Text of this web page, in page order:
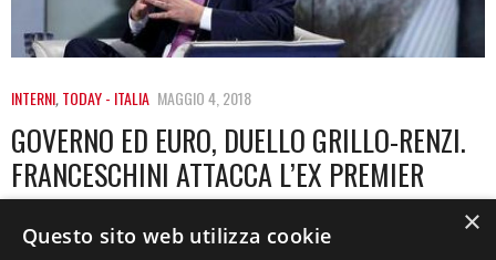
INTERNI,TODAY - ITALIA MAGGIO 4, 2018
GOVERNO ED EURO, DUELLO GRILLO-RENZI.
FRANCESCHINI ATTACCA L’EX PREMIER
All’attacco del primo «Ho proposto…
×
Questo sito web utilizza cookie